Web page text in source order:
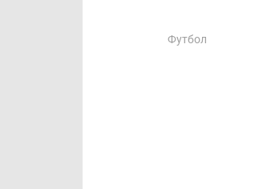
Футбол